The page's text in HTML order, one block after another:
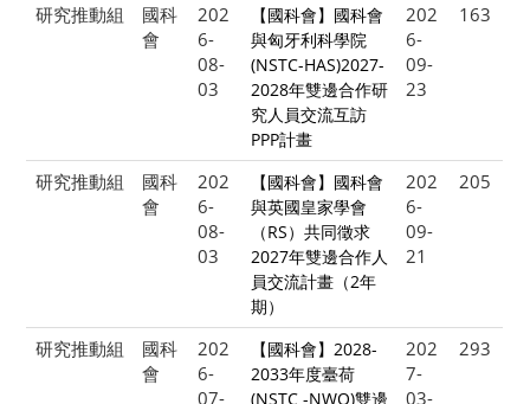
研究推動組
國科
會
202
6-
08-
03
【國科會】國科會
與匈牙利科學院
(NSTC-HAS)2027-
2028年雙邊合作研
究人員交流互訪
PPP計畫
202
6-
09-
23
163
研究推動組
國科
會
202
6-
08-
03
【國科會】國科會
與英國皇家學會
（RS）共同徵求
2027年雙邊合作人
員交流計畫（2年
期）
202
6-
09-
21
205
研究推動組
國科
會
202
6-
07-
【國科會】2028-
2033年度臺荷
(NSTC -NWO)雙邊
202
7-
03-
293